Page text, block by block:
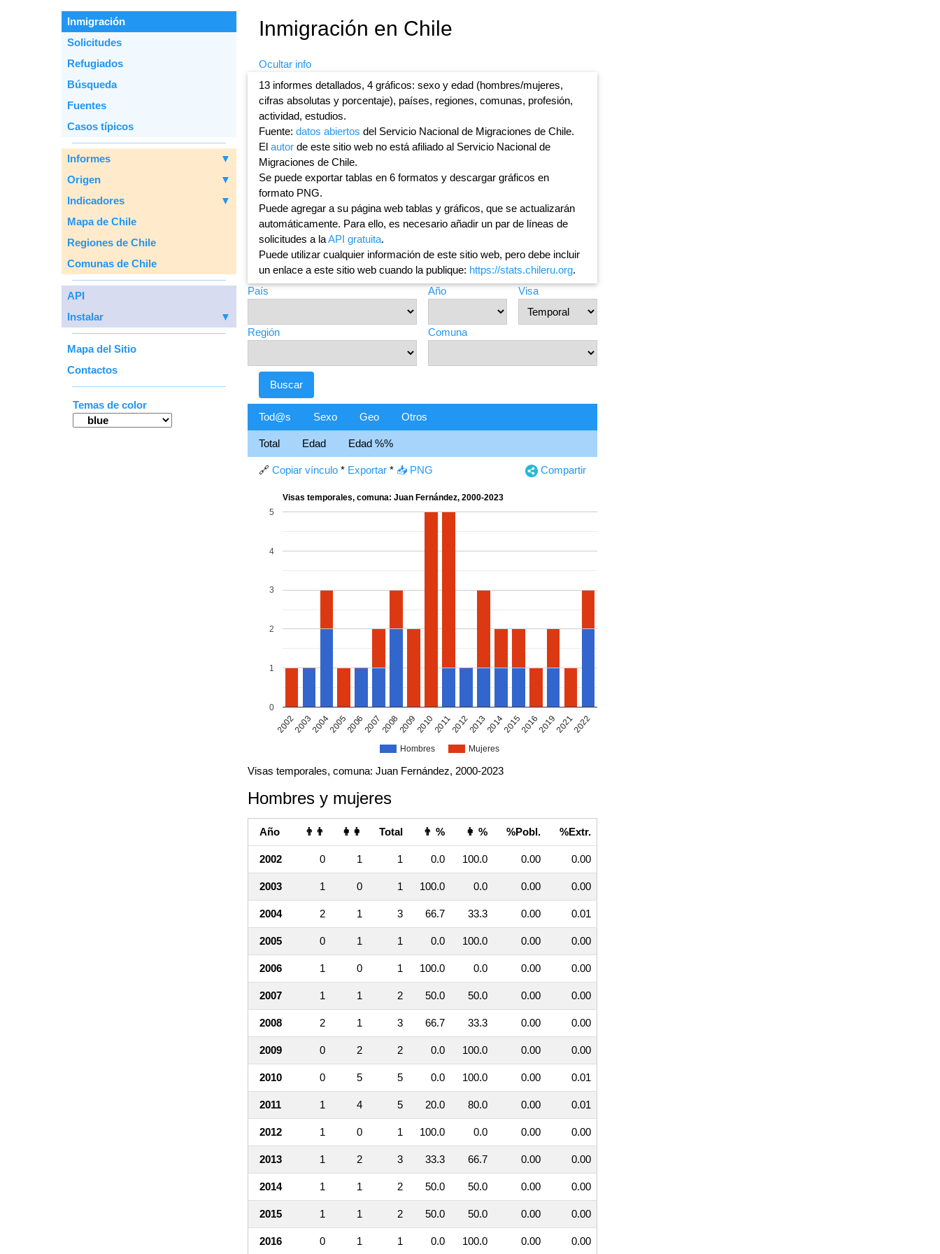
Inmigración
Solicitudes
Refugiados
Вúsqueda
Fuentes
Casos típicos
Informes
▼
Origen
▼
Indicadores
▼
Mapa de Chile
Regiones de Chile
Comunas de Chile
API
Instalar
▼
Mapa del Sitio
Contactos
Temas de color
Inmigración en Chile
Ocultar info
13 informes detallados, 4 gráficos: sexo y edad (hombres/mujeres,
cifras absolutas y porcentaje), países, regiones, comunas, profesión,
actividad, estudios.
Fuente: datos abiertos del Servicio Nacional de Migraciones de Chile.
El autor de este sitio web no está afiliado al Servicio Nacional de
Migraciones de Chile.
Se puede exportar tablas en 6 formatos y descargar gráficos en
formato PNG.
Puede agregar a su página web tablas y gráficos, que se actualizarán
automáticamente. Para ello, es necesario añadir un par de líneas de
solicitudes a laAPI gratuita.
Puede utilizar cualquier información de este sitio web, pero debe incluir
un enlace a este sitio web cuando la publique: https://stats.chileru.org.
País
Año Visa
Región Comuna
Tod@s Sexo Geo Otros
Total Edad Edad %%
🔗 Copiar vínculo * Exportar * 📥 PNG Compartir
Visas temporales, comuna: Juan Fernández, 2000-2023
Hombres Mujeres
200220032004200520062007200820092010201120122013201420152016201920212022
0
1
2
3
4
5
Visas temporales, comuna: Juan Fernández, 2000-2023
Hombres y mujeres
Año 👨👨 👩👩 Total 👨 % 👩 % %Pobl. %Extr.
2002 0 1 1 0.0 100.0 0.00 0.00
2003 1 0 1 100.0 0.0 0.00 0.00
2004 2 1 3 66.7 33.3 0.00 0.01
2005 0 1 1 0.0 100.0 0.00 0.00
2006 1 0 1 100.0 0.0 0.00 0.00
2007 1 1 2 50.0 50.0 0.00 0.00
2008 2 1 3 66.7 33.3 0.00 0.00
2009 0 2 2 0.0 100.0 0.00 0.00
2010 0 5 5 0.0 100.0 0.00 0.01
2011 1 4 5 20.0 80.0 0.00 0.01
2012 1 0 1 100.0 0.0 0.00 0.00
2013 1 2 3 33.3 66.7 0.00 0.00
2014 1 1 2 50.0 50.0 0.00 0.00
2015 1 1 2 50.0 50.0 0.00 0.00
2016 0 1 1 0.0 100.0 0.00 0.00